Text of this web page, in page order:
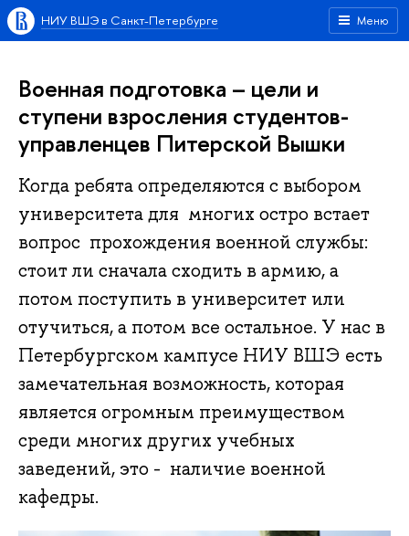
Меню
НИУ ВШЭ в Санкт-Петербурге
Военная подготовка – цели и
ступени взросления студентов-
управленцев Питерской Вышки
Когда ребята определяются с выбором
университета для многих остро встает
вопрос прохождения военной службы:
стоит ли сначала сходить в армию, а
потом поступить в университет или
отучиться, а потом все остальное. У нас в
Петербургском кампусе НИУ ВШЭ есть
замечательная возможность, которая
является огромным преимуществом
среди многих других учебных
заведений, это - наличие военной
кафедры.